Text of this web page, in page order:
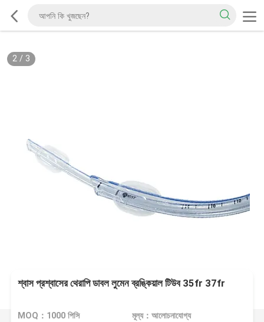
2/ 3
শ্বাস প্রশ্বাসের থেরাপি ডাবল লুমেন ব্রঙ্কিয়াল টিউব 35fr 37fr
MOQ：1000 পিসি মূল্য：আলোচনাযোগ্য